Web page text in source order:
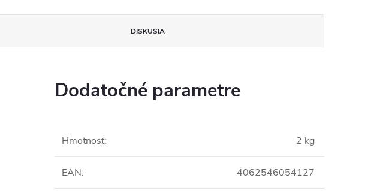
DISKUSIA
Dodatočné parametre
Hmotnosť: 2 kg
EAN: 4062546054127